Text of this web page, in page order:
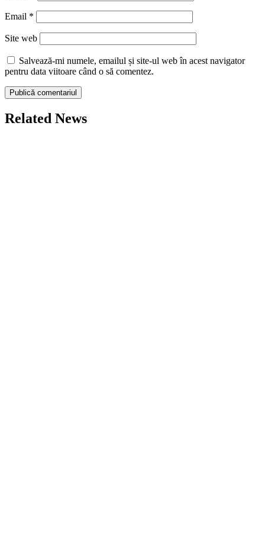
Email *
Site web
Salvează-mi numele, emailul și site-ul web în acest navigator
pentru data viitoare când o să comentez.
Related News